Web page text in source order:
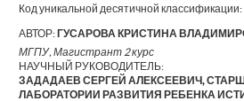
Код уникальной десятичной классификации:
АВТОР:ГУСАРОВА КРИСТИНА
МГПУ, Магистрант 2 курс
НАУЧНЫЙ РУКОВОДИТЕЛЬ:
ЗАДАДАЕВ СЕРГЕЙ АЛЕКСЕЕВИЧ,
ЛАБОРАТОРИИ РАЗВИТИЯ РЕБЕНКА